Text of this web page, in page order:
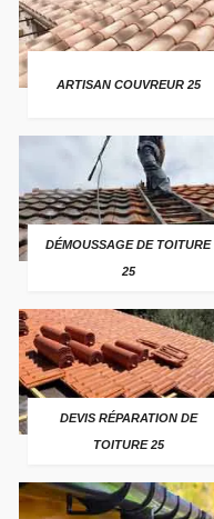
ARTISAN COUVREUR 25
DÉMOUSSAGE DE TOITURE
25
DEVIS RÉPARATION DE
TOITURE 25